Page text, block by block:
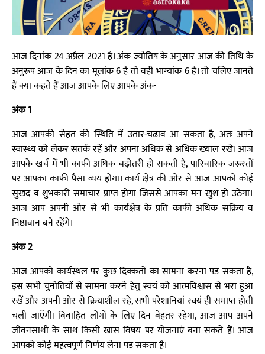
आज दिनांक 24 अप्रैल 2021 है। अंक ज्योतिष के अनुसार आज की तिथि के
अनुरूप आज के दिन का मूलांक 6 है तो वही भाग्यांक 6 है। तो चलिए जानते
हैं क्या कहते हैं आज आपके लिए आपके अंक-
अंक 1
आज आपकी सेहत की स्थिति में उतार-चढ़ाव आ सकता है, अतः अपने
स्वास्थ्य को लेकर सतर्क रहें और अपना अधिक से अधिक ख्याल रखे। आज
आपके खर्च में भी काफी अधिक बढ़ोतरी हो सकती है, पारिवारिक जरूरतों
पर आपका काफी पैसा व्यय होगा। कार्य क्षेत्र की ओर से आज आपको कोई
सुखद व शुभकारी समाचार प्राप्त होगा जिससे आपका मन खुश हो उठेगा।
आज आप अपनी ओर से भी कार्यक्षेत्र के प्रति काफी अधिक सक्रिय व
निष्ठावान बने रहेंगे।
अंक 2
आज आपको कार्यस्थल पर कुछ दिक्कतों का सामना करना पड़ सकता है,
इस सभी चुनोतियों से सामना करने हेतु स्वयं को आत्मविश्वास से भरा हुआ
रखें और अपनी ओर से क्रियाशील रहे, सभी परेशानियां स्वयं ही समाप्त होती
चली जाएँगी। विवाहित लोगों के लिए दिन बेहतर रहेगा, आज आप अपने
जीवनसाथी के साथ किसी खास विषय पर योजनाएं बना सकते हैं। आज
आपको कोई महत्वपूर्ण निर्णय लेना पड़ सकता है।